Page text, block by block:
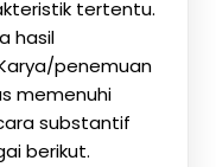
tertentu.
hasil
penemuan
memenuhi
substantif
berikut.